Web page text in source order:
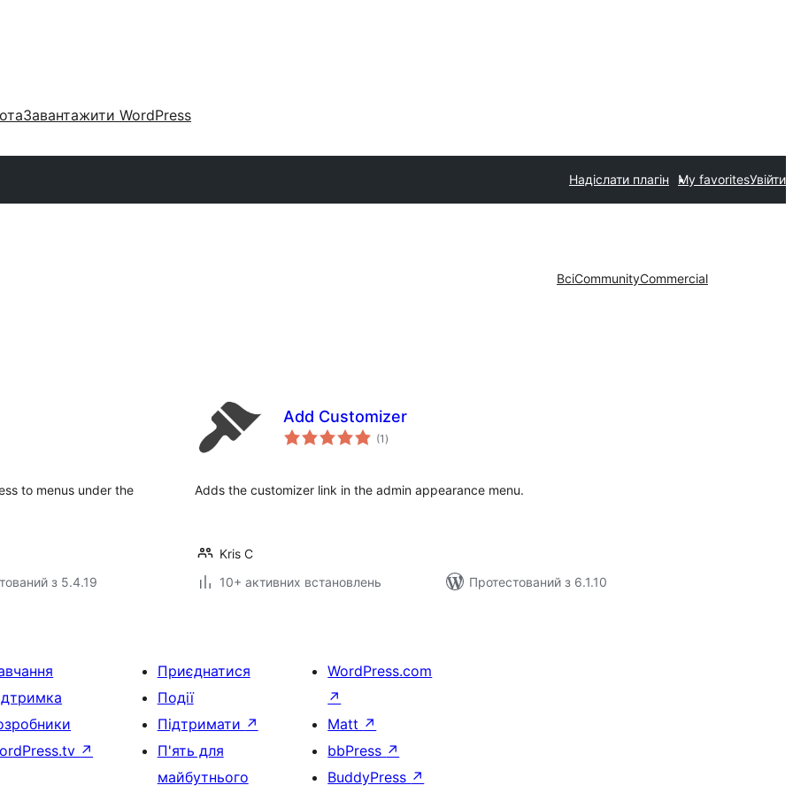
Завантажити WordPress
Надіслати плагін My favoritesУвійти
ВсіCommunityCommercial
to menus under the
з 5.4.19
Add Customizer
(1 загальний
рейтинг
)
Adds the customizer link in the admin appearance menu.
Kris C
10+ активних встановлень
Протестований з 6.1.10
↗
Приєднатися
Події
Підтримати ↗
П'ять для
майбутнього
WordPress.com
↗
Matt ↗
bbPress ↗
BuddyPress ↗